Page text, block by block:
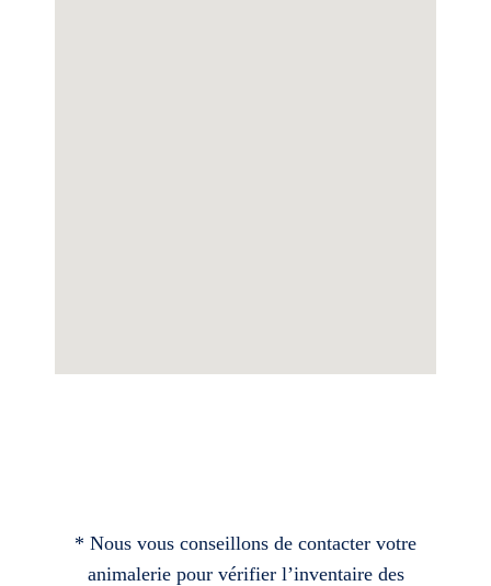
* Nous vous conseillons de contacter votre
animalerie pour vérifier l’inventaire des